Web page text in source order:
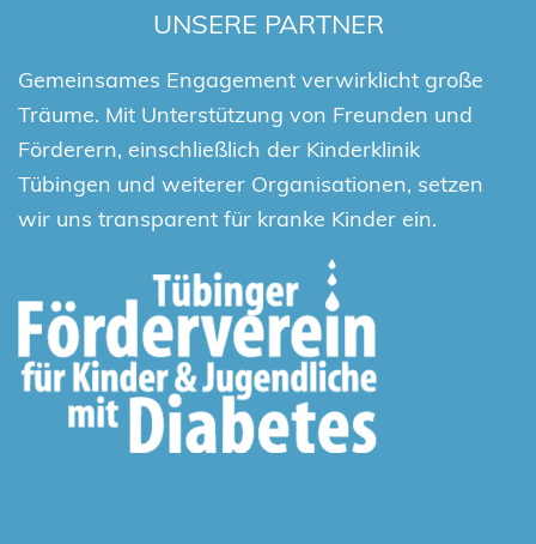
UNSERE PARTNER
Gemeinsames Engagement verwirklicht große
Träume. Mit Unterstützung von Freunden und
Förderern, einschließlich der Kinderklinik
Tübingen und weiterer Organisationen, setzen
wir uns transparent für kranke Kinder ein.